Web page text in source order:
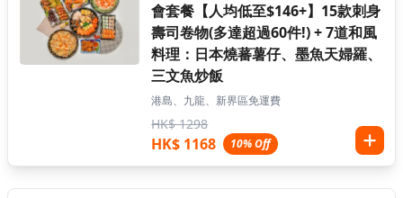
會套餐【人均低至$146+】15款刺身
壽司卷物(多達超過60件!) + 7道和風
料理：日本燒蕃薯仔、墨魚天婦羅、
三文魚炒飯
港島、九龍、新界區免運費
HK$ 1298
HK$ 1168 10% Off